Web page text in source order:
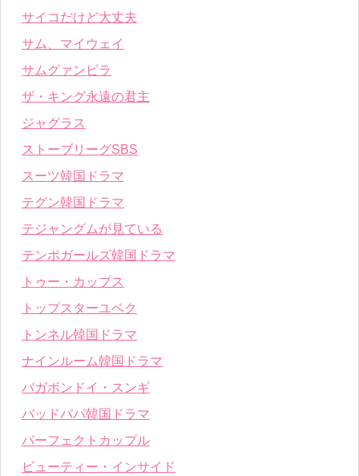
サイコだけど大丈夫
サム、マイウェイ
サムグァンビラ
ザ・キング永遠の君主
ジャグラス
ストーブリーグSBS
スーツ韓国ドラマ
テグン韓国ドラマ
テジャングムが見ている
テンポガールズ韓国ドラマ
トゥー・カップス
トップスターユベク
トンネル韓国ドラマ
ナインルーム韓国ドラマ
バガボンドイ・スンギ
バッドパパ韓国ドラマ
パーフェクトカップル
ビューティー・インサイド